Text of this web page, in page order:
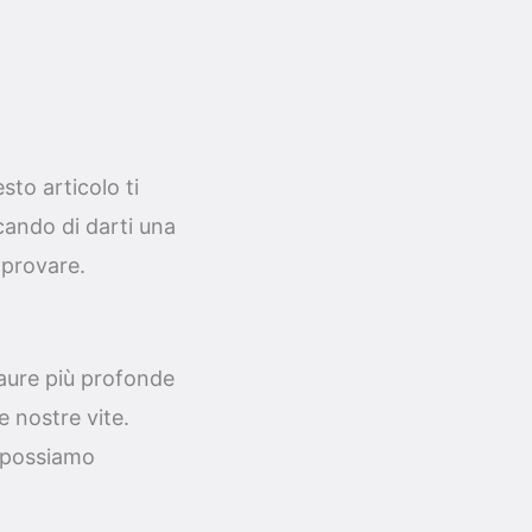
articolo ti
di darti una
più profonde
nostre vite.